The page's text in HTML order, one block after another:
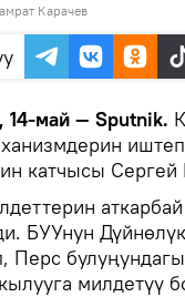
Карачев
май — Sputnik.
катчысы
БУУнун
Перс
милдетүү